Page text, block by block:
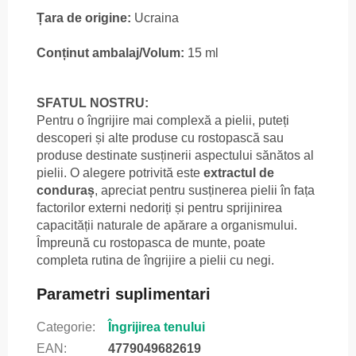
Țara de origine: Ucraina
Conținut ambalaj/Volum: 15 ml
SFATUL NOSTRU:
Pentru o îngrijire mai complexă a pielii, puteți
descoperi și alte produse cu rostopască sau
produse destinate susținerii aspectului sănătos al
pielii. O alegere potrivită este extractul de
conduraș, apreciat pentru susținerea pielii în fața
factorilor externi nedoriți și pentru sprijinirea
capacității naturale de apărare a organismului.
Împreună cu rostopasca de munte, poate
completa rutina de îngrijire a pielii cu negi.
Parametri suplimentari
Categorie:
Îngrijirea tenului
EAN : 4779049682619